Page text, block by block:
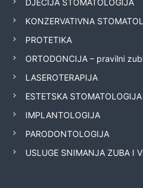
DJEČIJA STOMATOLOGIJA
KONZERVATIVNA
PROTETIKA
ORTODONCIJA – pravilni
LASEROTERAPIJA
ESTETSKA STOMATOLOGIJA
IMPLANTOLOGIJA
PARODONTOLOGIJA
USLUGE SNIMANJA ZUBA I